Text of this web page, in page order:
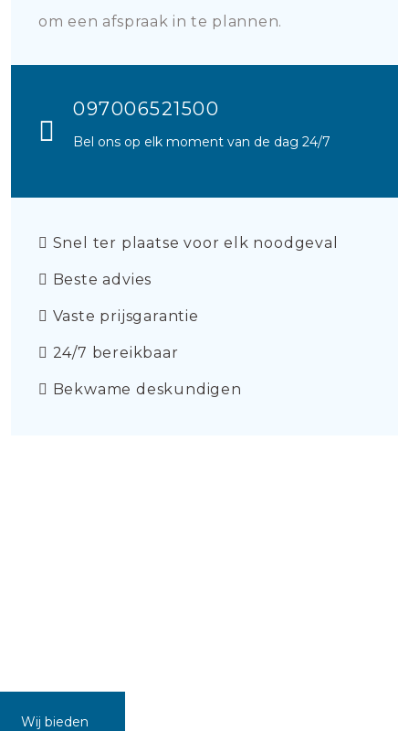
om een afspraak in te plannen.
097006521500
Bel ons op elk moment van de dag 24/7
Snel ter plaatse voor elk noodgeval
Beste advies
Vaste prijsgarantie
24/7 bereikbaar
Bekwame deskundigen
Wij bieden